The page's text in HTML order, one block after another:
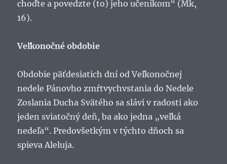
choďte a povedzte (to) jeho učeníkom“ (Mk,
16).
Veľkonočné obdobie
Obdobie päťdesiatich dní od Veľkonočnej
nedele Pánovho zmŕtvychvstania do Nedele
Zoslania Ducha Svätého sa slávi v radosti ako
jeden sviatočný deň, ba ako jedna „veľká
nedeľa“. Predovšetkým v týchto dňoch sa
spieva Aleluja.